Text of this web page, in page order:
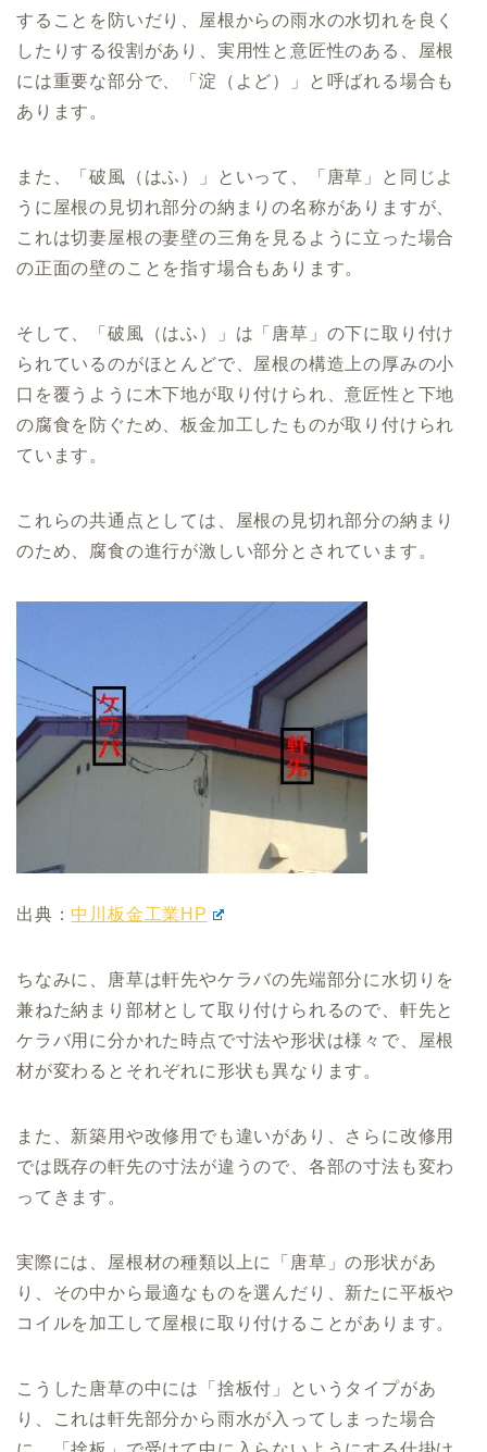
することを防いだり、屋根からの雨水の水切れを良く
したりする役割があり、実用性と意匠性のある、屋根
には重要な部分で、「淀（よど）」と呼ばれる場合も
あります。
また、「破風（はふ）」といって、「唐草」と同じよ
うに屋根の見切れ部分の納まりの名称がありますが、
これは切妻屋根の妻壁の三角を見るように立った場合
の正面の壁のことを指す場合もあります。
そして、「破風（はふ）」は「唐草」の下に取り付け
られているのがほとんどで、屋根の構造上の厚みの小
口を覆うように木下地が取り付けられ、意匠性と下地
の腐食を防ぐため、板金加工したものが取り付けられ
ています。
これらの共通点としては、屋根の見切れ部分の納まり
のため、腐食の進行が激しい部分とされています。
出典： 中川板金工業HP
ちなみに、唐草は軒先やケラバの先端部分に水切りを
兼ねた納まり部材として取り付けられるので、軒先と
ケラバ用に分かれた時点で寸法や形状は様々で、屋根
材が変わるとそれぞれに形状も異なります。
また、新築用や改修用でも違いがあり、さらに改修用
では既存の軒先の寸法が違うので、各部の寸法も変わ
ってきます。
実際には、屋根材の種類以上に「唐草」の形状があ
り、その中から最適なものを選んだり、新たに平板や
コイルを加工して屋根に取り付けることがあります。
こうした唐草の中には「捨板付」というタイプがあ
り、これは軒先部分から雨水が入ってしまった場合